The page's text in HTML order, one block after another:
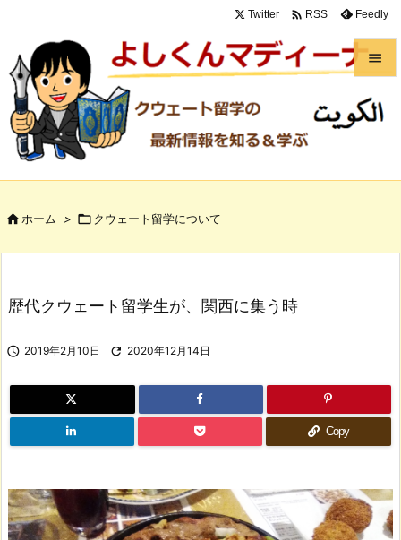


メニュ

次へ
Twitter  RSS Feedly
ホーム > クウェート留学について
歴代クウェート留学生が、関西に集う時
 2019年2月10日  2020年12月14日
Copy